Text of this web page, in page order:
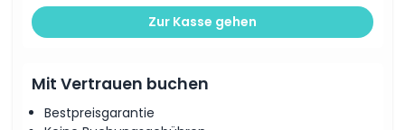
Kleiderordnung
Zur Kasse gehen
Mit Vertrauen buchen
Bestpreisgarantie